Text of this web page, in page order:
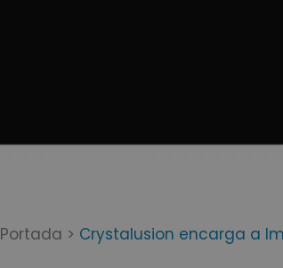
Portada > Crystalusion encarga a